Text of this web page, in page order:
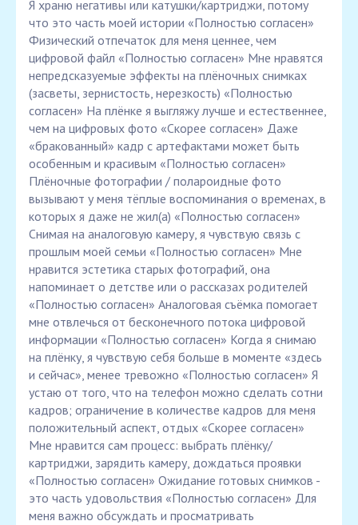
Я храню негативы или катушки/картриджи, потому
что это часть моей истории «Полностью согласен»
Физический отпечаток для меня ценнее, чем
цифровой файл «Полностью согласен» Мне нравятся
непредсказуемые эффекты на плёночных снимках
(засветы, зернистость, нерезкость) «Полностью
согласен» На плёнке я выгляжу лучше и естественнее,
чем на цифровых фото «Скорее согласен» Даже
«бракованный» кадр с артефактами может быть
особенным и красивым «Полностью согласен»
Плёночные фотографии / полароидные фото
вызывают у меня тёплые воспоминания о временах, в
которых я даже не жил(а) «Полностью согласен»
Снимая на аналоговую камеру, я чувствую связь с
прошлым моей семьи «Полностью согласен» Мне
нравится эстетика старых фотографий, она
напоминает о детстве или о рассказах родителей
«Полностью согласен» Аналоговая съёмка помогает
мне отвлечься от бесконечного потока цифровой
информации «Полностью согласен» Когда я снимаю
на плёнку, я чувствую себя больше в моменте «здесь
и сейчас», менее тревожно «Полностью согласен» Я
устаю от того, что на телефон можно сделать сотни
кадров; ограничение в количестве кадров для меня
положительный аспект, отдых «Скорее согласен»
Мне нравится сам процесс: выбрать плёнку/
картриджи, зарядить камеру, дождаться проявки
«Полностью согласен» Ожидание готовых снимков -
это часть удовольствия «Полностью согласен» Для
меня важно обсуждать и просматривать